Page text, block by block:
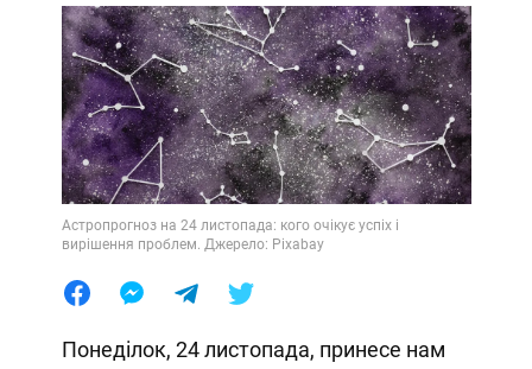
Астропрогноз на 24 листопада: кого очікує успіх і
вирішення проблем. Джерело: Pixabay
Понеділок, 24 листопада, принесе нам